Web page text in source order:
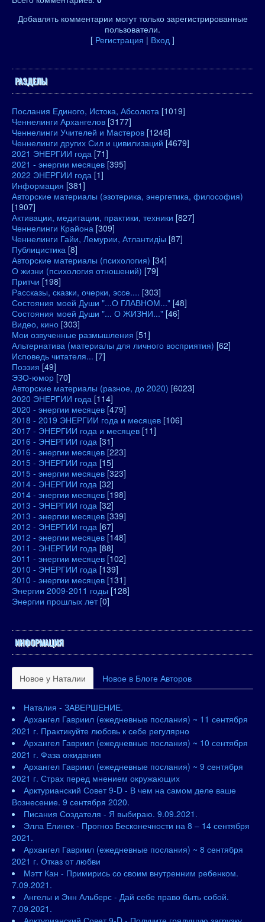
Добавлять комментарии могут только зарегистрированные
пользователи.
[ Регистрация | Вход ]
РАЗДЕЛЫ
Послания Единого, Истока, Абсолюта [1019]
Ченнелинги Архангелов [3177]
Ченнелинги Учителей и Мастеров [1246]
Ченнелинги других Сил и цивилизаций [4679]
2021 ЭНЕРГИИ года [71]
2021 - энергии месяцев [395]
2022 ЭНЕРГИИ года [1]
Информация [381]
Авторские материалы (эзотерика, энергетика, философия)
[1907]
Активации, медитации, практики, техники [827]
Ченнелинги Крайона [309]
Ченнелинги Гайи, Лемурии, Атлантидіы [87]
Публицистика [8]
Авторские материалы (психология) [34]
О жизни (психология отношений) [79]
Притчи [198]
Рассказы, сказки, очерки, эссе.... [303]
Состояния моей Души "...О ГЛАВНОМ..." [48]
Состояния моей Души "... О ЖИЗНИ..." [46]
Видео, кино [303]
Мои озвученные размышления [51]
Альтернатива (материалы для личного восприятия) [62]
Исповедь читателя... [7]
Поэзия [49]
ЭЗО-юмор [70]
Авторские материалы (разное, до 2020) [6023]
2020 ЭНЕРГИИ года [114]
2020 - энергии месяцев [479]
2018 - 2019 ЭНЕРГИИ года и месяцев [106]
2017 - ЭНЕРГИИ года и месяцев [11]
2016 - ЭНЕРГИИ года [31]
2016 - энергии месяцев [223]
2015 - ЭНЕРГИИ года [15]
2015 - энергии месяцев [323]
2014 - ЭНЕРГИИ года [32]
2014 - энергии месяцев [198]
2013 - ЭНЕРГИИ года [32]
2013 - энергии месяцев [339]
2012 - ЭНЕРГИИ года [67]
2012 - энергии месяцев [148]
2011 - ЭНЕРГИИ года [88]
2011 - энергии месяцев [102]
2010 - ЭНЕРГИИ года [139]
2010 - энергии месяцев [131]
Энергии 2009-2011 годы [128]
Энергии прошлых лет [0]
ИНФОРМАЦИЯ
Новое у Наталии Новое в Блоге Авторов
Наталия - ЗАВЕРШЕНИЕ.
Архангел Гавриил (ежедневные послания) ~ 11 сентября
2021 г. Практикуйте любовь к себе регулярно
Архангел Гавриил (ежедневные послания) ~ 10 сентября
2021 г. Фаза ожидания
Архангел Гавриил (ежедневные послания) ~ 9 сентября
2021 г. Страх перед мнением окружающих
Арктурианский Совет 9-D - В чем на самом деле ваше
Вознесение. 9 сентября 2020.
Писания Создателя - Я выбираю. 9.09.2021.
Элла Елинек - Прогноз Бесконечности на 8 – 14 сентября
2021.
Архангел Гавриил (ежедневные послания) ~ 8 сентября
2021 г. Отказ от любви
Мэтт Кан - Примирись со своим внутренним ребенком.
7.09.2021.
Ангелы и Энн Альберс - Дай себе право быть собой.
7.09.2021.